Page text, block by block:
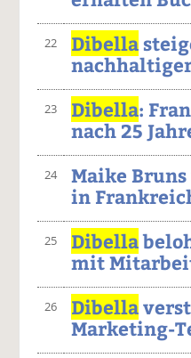
22 Dibella
23 Dibella:
nach 25
24 Maike
in
25 Dibella
mit
26 Dibella
Marketing-